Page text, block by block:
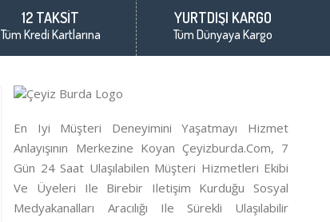
12 TAKSİT
Tüm Kredi Kartlarına
YURTDIŞI KARGO
Tüm Dünyaya Kargo
En Iyi Müşteri Deneyimini Yaşatmayı Hizmet
Anlayışının Merkezine Koyan Çeyizburda.com, 7
Gün 24 Saat Ulaşılabilen Müşteri Hizmetleri Ekibi
Ve Üyeleri Ile Birebir Iletişim Kurduğu Sosyal
Medyakanalları Aracılığı Ile Sürekli Ulaşılabilir